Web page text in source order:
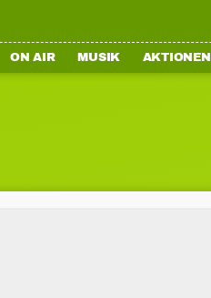
ON AIR MUSIK AKTIONEN